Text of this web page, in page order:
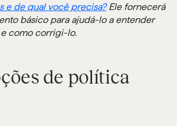
e de qual você precisa?Ele fornecerá
básico para ajudá-lo a entender
e como corrigi-lo.
de política